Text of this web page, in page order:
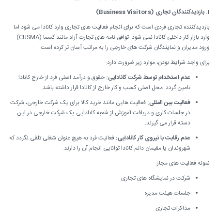
1. بازدیدکنندگان تجاری (Business Visitors)
بازدیدکننده تجاری فردی است که برای انجام فعالیت های تجاری وارد کانادا می شود اما
وارد بازار کار داخلی کانادا نمی شود. توافق نامه های تجارت آزاد مانند کسما (CUSMA)
ورود مدیران و نمایندگان شرکت های خارجی را به مراتب آسان تر کرده است.
برای واجد شرایط بودن، موارد زیر ضرورت دارد:
عدم استخدام توسط شرکت کانادایی: حقوق و درآمد اصلی فرد از خارج کانادا
تامین گردد. محل اصلی کسب و کار خارج از کانادا قرار داشته باشد.
فعالیت بین المللی: فعالیت هایی مانند خرید کالا برای یک شرکت خارجی، شرکت
در جلسات کاری و دریافت آموزش از شعبه کانادایی یک شرکت خارجی در این
دسته قرار می گیرند.
عدم رقابت با نیروی کار کانادایی: فعالیت فرد به هیچ عنوان شغلی تلقی نگردد که
شهروندان یا مقیمان دائم کانادا توانایی انجام آن را دارند.
نمونه فعالیت های مجاز:
شرکت در نمایشگاه های تجاری
جلسات هیئت مدیره
مذاکرات تجاری